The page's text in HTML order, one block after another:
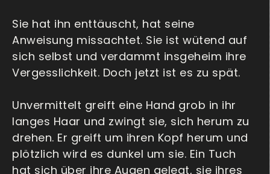
Sie hat ihn enttäuscht, hat seine
Anweisung missachtet. Sie ist wütend auf
sich selbst und verdammt insgeheim ihre
Vergesslichkeit. Doch jetzt ist es zu spät.
Unvermittelt greift eine Hand grob in ihr
langes Haar und zwingt sie, sich herum zu
drehen. Er greift um ihren Kopf herum und
plötzlich wird es dunkel um sie. Ein Tuch
hat sich über ihre Augen gelegt, sie ihres